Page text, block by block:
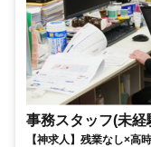
事務スタッフ(未
【神求人】残業なし×高